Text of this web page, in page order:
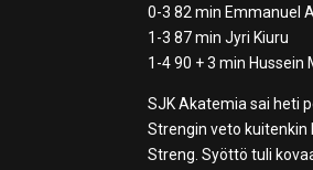
0-3 82 min Emmanuel
1-3 87 min Jyri Kiuru
1-4 90 + 3 min Hussein
SJK Akatemia sai heti
Strengin veto kuitenkin
Streng. Syöttö tuli